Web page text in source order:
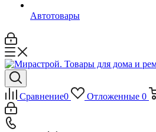
Автотовары
Сравнение0 Отложенные 0